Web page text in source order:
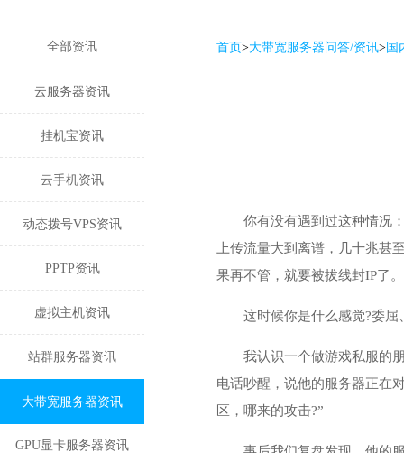
全部资讯
云服务器资讯
挂机宝资讯
云手机资讯
动态拨号VPS资讯
PPTP资讯
虚拟主机资讯
站群服务器资讯
大带宽服务器资讯
GPU显卡服务器资讯
首页>大带宽服务器问答/资讯>国
你有没有遇到过这种情况
上传流量大到离谱，几十兆甚
果再不管，就要被拔线封IP了。
这时候你是什么感觉?委
我认识一个做游戏私服的
电话吵醒，说他的服务器正在
区，哪来的攻击?”